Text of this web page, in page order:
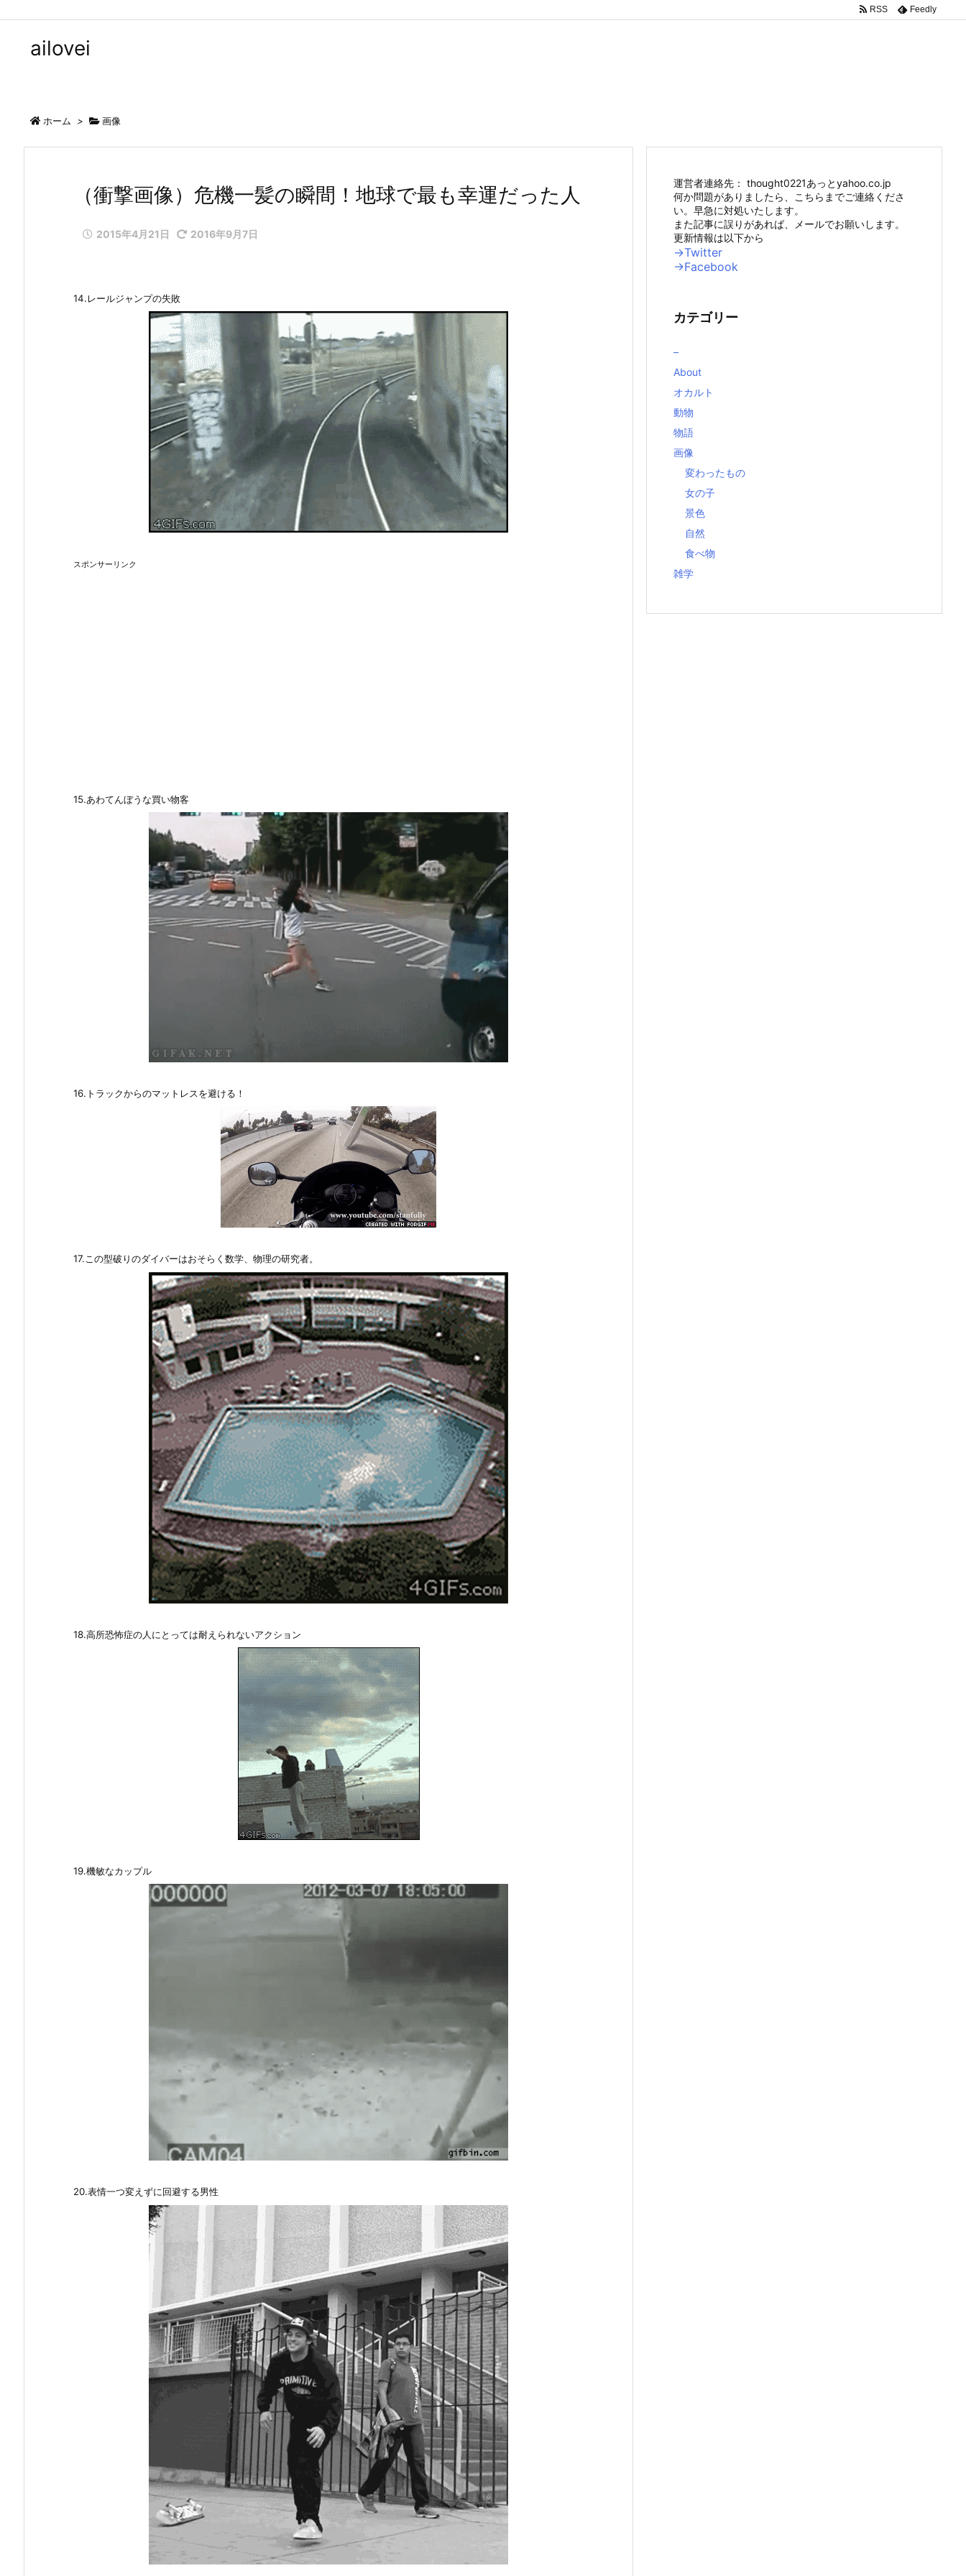
RSS Feedly
ailovei
ホーム > 画像
（衝撃画像）危機一髪の瞬間！地球で最も幸運だった人
2015年4月21日 2016年9月7日
14.レールジャンプの失敗
スポンサーリンク
15.あわてんぼうな買い物客
16.トラックからのマットレスを避ける！
17.この型破りのダイバーはおそらく数学、物理の研究者。
18.高所恐怖症の人にとっては耐えられないアクション
19.機敏なカップル
20.表情一つ変えずに回避する男性
運営者連絡先： thought0221あっとyahoo.co.jp
何か問題がありましたら、こちらまでご連絡くださ
い。早急に対処いたします。
また記事に誤りがあれば、メールでお願いします。
更新情報は以下から
→Twitter
→Facebook
カテゴリー
–
About
オカルト
動物
物語
画像
変わったもの
女の子
景色
自然
食べ物
雑学